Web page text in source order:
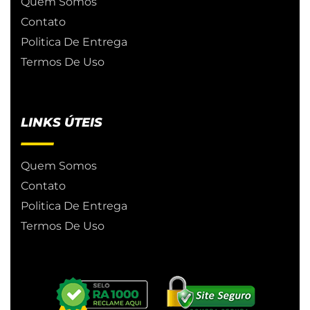
Contato
Politica De Entrega
Termos De Uso
LINKS ÚTEIS
Quem Somos
Contato
Politica De Entrega
Termos De Uso